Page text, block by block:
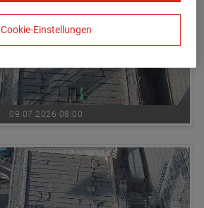
09.07.2026 08:00
Cookie-Einstellungen